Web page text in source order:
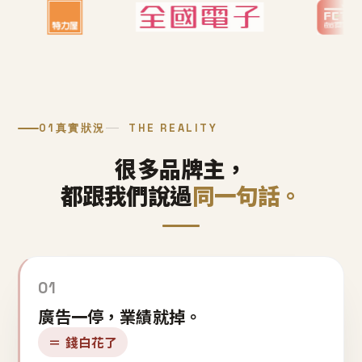
01 真實狀況 THE REALITY
很多品牌主，
都跟我們說過同一句話。
01
廣告一停，業績就掉。
＝ 錢白花了